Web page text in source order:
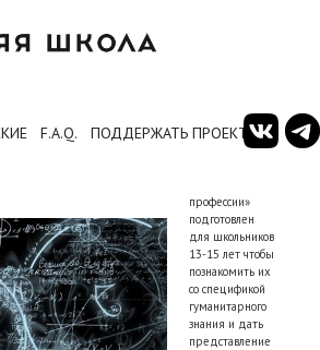
F.A.Q. ПОДДЕРЖАТЬ ПРОЕКТ
профессии»
подготовлен
для школьников
13-15 лет чтобы
познакомить их
со спецификой
гуманитарного
знания и дать
представление